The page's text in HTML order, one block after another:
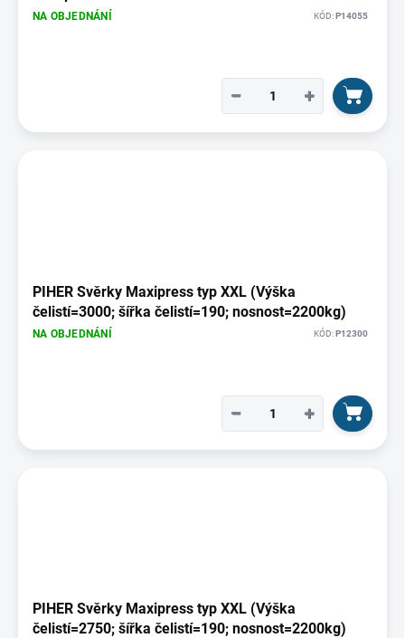
NA OBJEDNÁNÍ KÓD:P14055
+
−
PIHER Svěrky Maxipress typ XXL (Výška
čelistí=3000; šířka čelistí=190; nosnost=2200kg)
NA OBJEDNÁNÍ KÓD:P12300
+
−
PIHER Svěrky Maxipress typ XXL (Výška
čelistí=2750; šířka čelistí=190; nosnost=2200kg)